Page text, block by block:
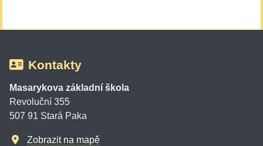
Kontakty
Masarykova základní škola
Revoluční 355
507 91 Stará Paka
Zobrazit na mapě